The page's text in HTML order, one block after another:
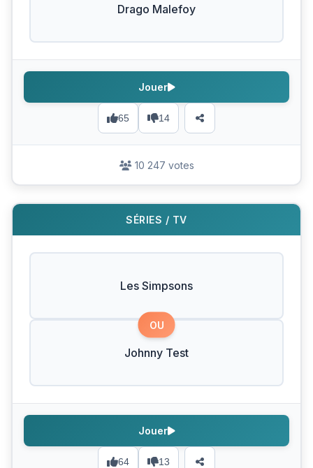
Drago Malefoy
65 14
Jouer
10 247 votes
SÉRIES / TV
Les Simpsons
OU
Johnny Test
64 13
Jouer